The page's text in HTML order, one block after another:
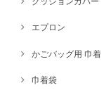
エプロン
かごバッグ用 巾着
巾着袋